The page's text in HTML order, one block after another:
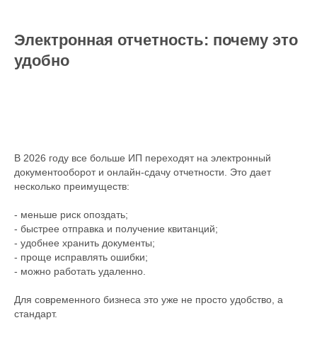
Электронная отчетность: почему это
удобно
В 2026 году все больше ИП переходят на электронный
документооборот и онлайн-сдачу отчетности. Это дает
несколько преимуществ:
- меньше риск опоздать;
- быстрее отправка и получение квитанций;
- удобнее хранить документы;
- проще исправлять ошибки;
- можно работать удаленно.
Для современного бизнеса это уже не просто удобство, а
стандарт.